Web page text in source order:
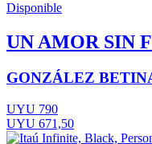
Disponible
UN AMOR SIN
GONZÁLEZ
UYU 790
UYU 671,50